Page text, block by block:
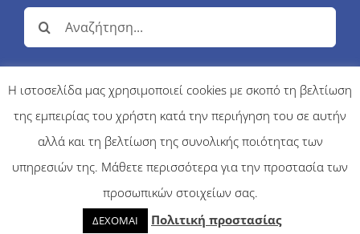
Αναζήτηση
για:
© Copyright 2017 | MAMAMNIO - Κέντρο Περιγεννητικής
Φροντίδας | All Rights Reserved |κατασκευή ιστοσελίδων firebit
Η ιστοσελίδα μας χρησιμοποιεί cookies με σκοπό τη βελτίωση
της εμπειρίας του χρήστη κατά την περιήγηση του σε αυτήν
αλλά και τη βελτίωση της συνολικής ποιότητας των
υπηρεσιών της. Μάθετε περισσότερα για την προστασία των
προσωπικών στοιχείων σας.
ΔΕΧΟΜΑΙ Πολιτική προστασίας